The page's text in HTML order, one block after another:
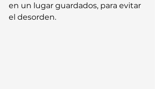
en un lugar guardados, para evitar
el desorden.